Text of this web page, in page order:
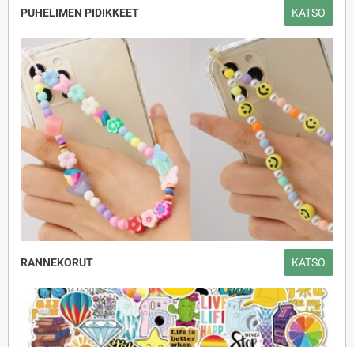
PUHELIMEN PIDIKKEET KATSO
RANNEKORUT KATSO